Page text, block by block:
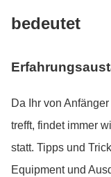
bedeutet
Da Ihr von
trefft, findet immer
statt. Tipps und
Equipment und